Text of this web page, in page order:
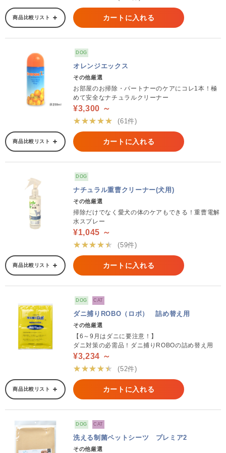
商品比較リスト カートに入れる
DOG
オレンジエックス
その他厳選
お部屋のお掃除・パートナーのケアにコレ1本！極
めて安全なナチュラルクリーナー
¥3,300 ～
★★★★★
(61件)
商品比較リスト カートに入れる
DOG
ナチュラル重曹クリーナー(犬用)
その他厳選
掃除だけでなく愛犬の体のケアもできる！重曹電解
水スプレー
¥1,045 ～
★★★★★
(59件)
商品比較リスト カートに入れる
DOG CAT
ダニ捕りROBO（ロボ） 詰め替え用
その他厳選
【6～9月はダニに要注意！】
ダニ対策の必需品！ダニ捕りROBOの詰め替え用
¥3,234 ～
★★★★★
(52件)
商品比較リスト カートに入れる
DOG CAT
洗える制菌ペットシーツ プレミア2
その他厳選